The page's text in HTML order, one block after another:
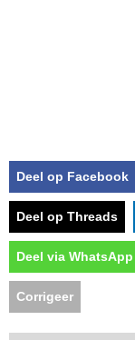
Deel op Facebook
Deel op Threads
Deel via WhatsApp
Corrigeer